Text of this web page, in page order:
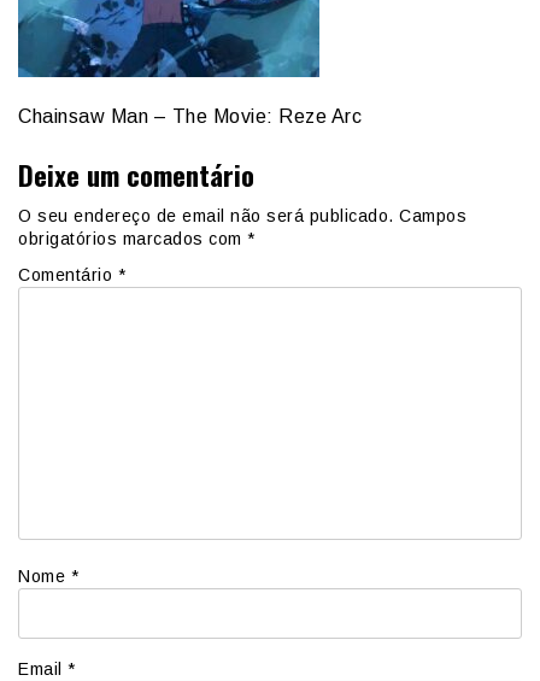
Chainsaw Man – The Movie: Reze Arc
Deixe um comentário
O seu endereço de email não será publicado. Campos
obrigatórios marcados com *
Comentário *
Nome *
Email *